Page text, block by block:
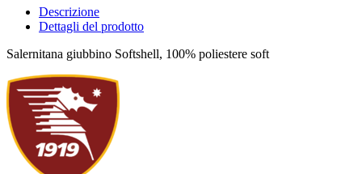
Descrizione
Dettagli del prodotto
Salernitana giubbino Softshell, 100% poliestere soft